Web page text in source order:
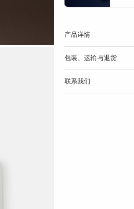
产品详情
包装、运输与退货
联系我们